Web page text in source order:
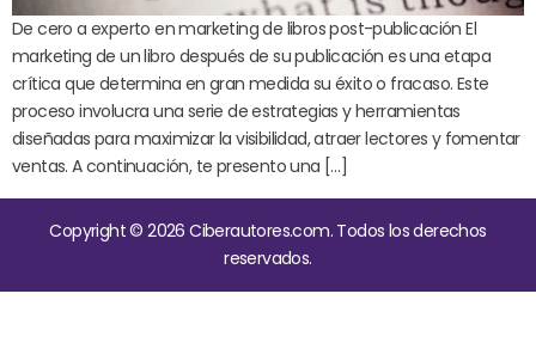
De cero a experto en marketing de libros post-publicación El
marketing de un libro después de su publicación es una etapa
crítica que determina en gran medida su éxito o fracaso. Este
proceso involucra una serie de estrategias y herramientas
diseñadas para maximizar la visibilidad, atraer lectores y fomentar
ventas. A continuación, te presento una […]
Copyright © 2026 Ciberautores.com. Todos los derechos
reservados.